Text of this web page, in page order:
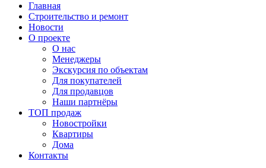
Главная
Строительство и ремонт
Новости
О проекте
О нас
Менеджеры
Экскурсия по объектам
Для покупателей
Для продавцов
Наши партнёры
ТОП продаж
Новостройки
Квартиры
Дома
Контакты